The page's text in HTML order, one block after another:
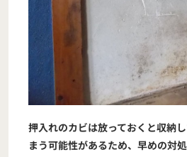
押入れのカビは放っておくと収納
まう可能性があるため、早めの対処